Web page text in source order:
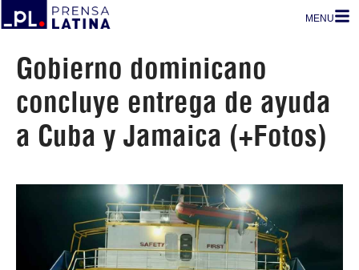
MENU
Gobierno dominicano
concluye entrega de ayuda
a Cuba y Jamaica (+Fotos)